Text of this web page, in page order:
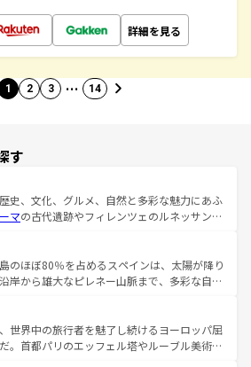
詳細を見る
1 2 3 … 14
す
史、文化、グルメ、自然と多彩な魅力にあふ
マの古代遺跡やフィレンツェのルネッサンス
ーナの美しい田園風景やアマルフィ海岸の絶
景観も見逃せない。観光の合間には、本場の
など、絶品のイタリア料理を堪能することも
イタリアで、忘れられない旅をしてみよう！
イタリア情報はコンテンツ一覧 を参照してほ
のほぼ80％を占めるスペインは、太陽が降り
岸から雄大なピレネー山脈まで、多彩な自然
この国では、情熱的なフラメンコ、熱気あふ
して美味しいタパスが生活の一部となってい
リードの洗練された雰囲気や、バルセロナの
世界中の旅行者を魅了し続けるヨーロッパ屈
。首都パリのエッフェル塔やルーブル美術館